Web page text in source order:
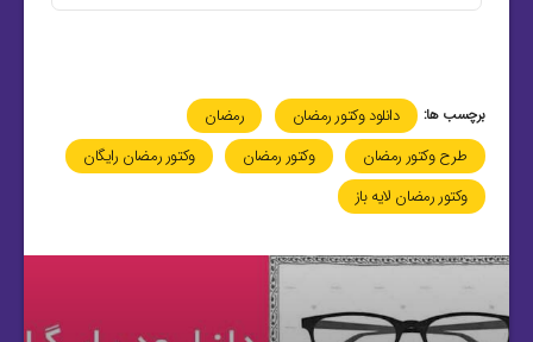
برچسب ها: دانلود وکتور رمضان
رمضان
طرح وکتور رمضان
وکتور رمضان
وکتور رمضان رایگان
وکتور رمضان لایه باز